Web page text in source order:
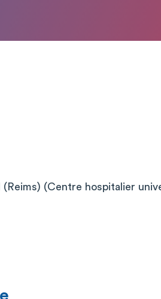
(Centre hospitalier